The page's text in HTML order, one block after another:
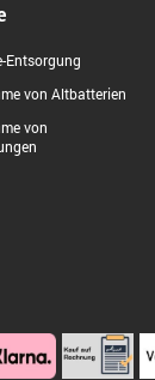
Entsorgung
von Altbatterien
von